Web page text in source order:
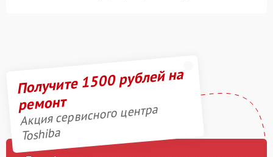
Получите 1500 рублей на
ремонт
Акция сервисного центра
Toshiba